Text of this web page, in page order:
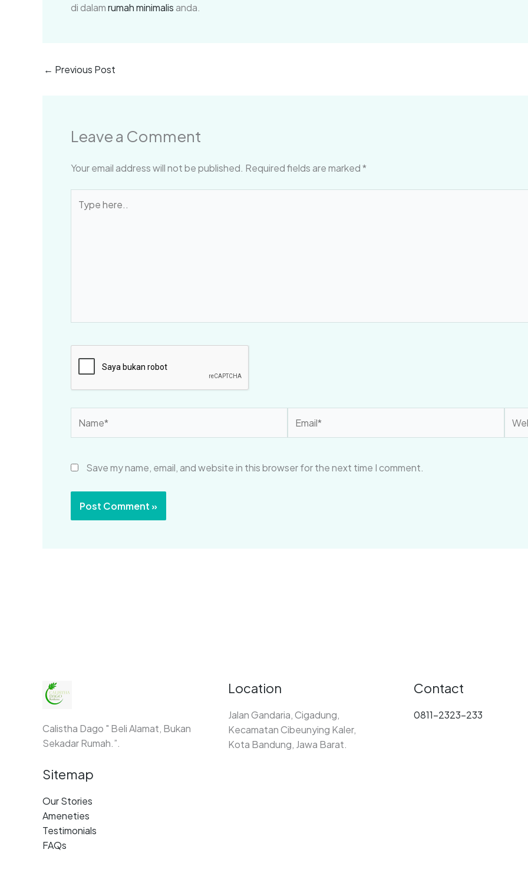
di dalamrumah minimalisanda.
← Previous Post
Leave a Comment
Your email address will not be published. Required fields are marked*
here..
Save my name, email, and website in this browser for the next time I comment.
Calistha Dago " Beli Alamat, Bukan
Sekadar Rumah.”.
Sitemap
Our Stories
Ameneties
Testimonials
FAQs
Location
Jalan Gandaria, Cigadung,
Kecamatan Cibeunying Kaler,
Kota Bandung, Jawa Barat.
Contact
0811-2323-233